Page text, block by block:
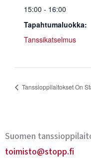
15:00 - 16:00
Tapahtumaluokka:
Tanssikatselmus
Tanssioppilaitokset On
Suomen
toimisto@stopp.fi